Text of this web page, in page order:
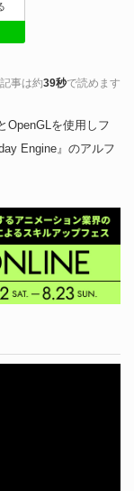
事は約39秒で読めます
OpenGLを使用しフ
Engine』のアルフ